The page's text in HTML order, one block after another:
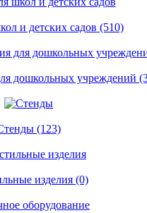
и детских садов (510)
дошкольных учреждений
(123)
изделия (0)